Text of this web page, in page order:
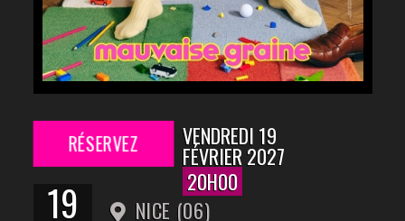
RÉSERVEZ
19
VENDREDI 19
FÉVRIER 2027
20H00
NICE (06)